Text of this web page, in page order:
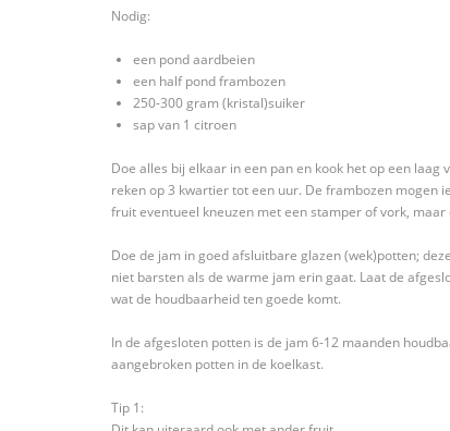
Nodig:
een pond aardbeien
een half pond frambozen
250-300 gram (kristal)suiker
sap van 1 citroen
Doe alles bij elkaar in een pan en kook het op een
reken op 3 kwartier tot een uur. De frambozen mogen
fruit eventueel kneuzen met een stamper of vork, maar
Doe de jam in goed afsluitbare glazen (wek)potten;
niet barsten als de warme jam erin gaat. Laat de
wat de houdbaarheid ten goede komt.
In de afgesloten potten is de jam 6-12 maanden
aangebroken potten in de koelkast.
Tip 1: